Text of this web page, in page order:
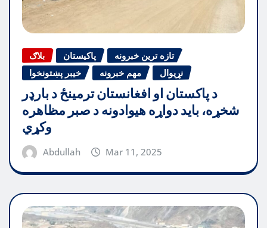
بلاګ پاکیستان
تازه ترین خبرونه
خیبر پښتونخوا
مهم خبرونه نړیوال
د پاکستان او افغانستان ترمینځ د بارډر
شخړه، باید دواړه هیوادونه د صبر مظاهره
وکړي
Abdullah Mar 11, 2025